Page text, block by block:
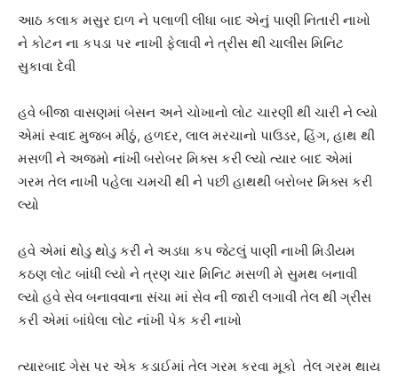
આઠ કલાક મસુર દાળ ને પલાળી લીધા બાદ એનું પાણી નિતારી નાખો
ને કોટન ના કપડા પર નાખી ફેલાવી ને ત્રીસ થી ચાલીસ મિનિટ
સુકાવા દેવી
હવે બીજા વાસણમાં બેસન અને ચોખાનો લોટ ચારણી થી ચારી ને લ્યો
એમાં સ્વાદ મુજબ મીઠું, હળદર, લાલ મરચાનો પાઉડર, હિંગ, હાથ થી
મસળી ને અજમો નાંખી બરોબર મિક્સ કરી લ્યો ત્યાર બાદ એમાં
ગરમ તેલ નાખી પહેલા ચમચી થી ને પછી હાથથી બરોબર મિક્સ કરી
લ્યો
હવે એમાં થોડુ થોડુ કરી ને અડધા કપ જેટલું પાણી નાખી મિડીયમ
કઠણ લોટ બાંધી લ્યો ને ત્રણ ચાર મિનિટ મસળી મે સુમથ બનાવી
લ્યો હવે સેવ બનાવવાના સંચા માં સેવ ની જારી લગાવી તેલ થી ગ્રીસ
કરી એમાં બાંધેલા લોટ નાંખી પેક કરી નાખો
ત્યારબાદ ગેસ પર એક કડાઈમાં તેલ ગરમ કરવા મૂકો તેલ ગરમ થાય